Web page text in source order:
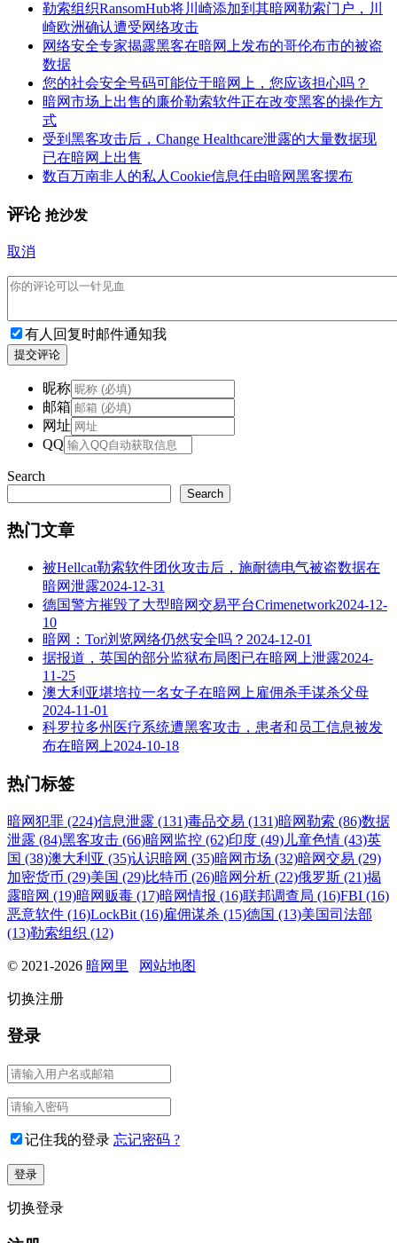
勒索组织RansomHub将川崎添加到其暗网勒索门户，川
崎欧洲确认遭受网络攻击
网络安全专家揭露黑客在暗网上发布的哥伦布市的被盗
数据
您的社会安全号码可能位于暗网上，您应该担心吗？
暗网市场上出售的廉价勒索软件正在改变黑客的操作方
式
受到黑客攻击后，Change Healthcare泄露的大量数据现
已在暗网上出售
数百万南非人的私人Cookie信息任由暗网黑客摆布
评论 抢沙发
取消
有人回复时邮件通知我
提交评论
昵称
邮箱
网址
QQ
Search
Search
热门文章
被Hellcat勒索软件团伙攻击后，施耐德电气被盗数据在
暗网泄露2024-12-31
德国警方摧毁了大型暗网交易平台Crimenetwork2024-12-
10
暗网：Tor浏览网络仍然安全吗？ 2024-12-01
据报道，英国的部分监狱布局图已在暗网上泄露2024-
11-25
澳大利亚堪培拉一名女子在暗网上雇佣杀手谋杀父母
2024-11-01
科罗拉多州医疗系统遭黑客攻击，患者和员工信息被发
布在暗网上2024-10-18
热门标签
暗网犯罪 (224)信息泄露 (131)毒品交易 (131)暗网勒索 (86)数据
泄露 (84)黑客攻击 (66)暗网监控 (62)印度 (49) 儿童色情 (43)英
国 (38)澳大利亚 (35)认识暗网 (35)暗网市场 (32)暗网交易 (29)
加密货币 (29)美国 (29)比特币 (26)暗网分析 (22)俄罗斯 (21)揭
露暗网 (19)暗网贩毒 (17)暗网情报 (16)联邦调查局 (16)FBI (16)
恶意软件 (16)LockBit (16)雇佣谋杀 (15)德国 (13)美国司法部
(13)勒索组织 (12)
© 2021-2026 暗网里 网站地图
切换注册
登录
记住我的登录 忘记密码 ?
切换登录